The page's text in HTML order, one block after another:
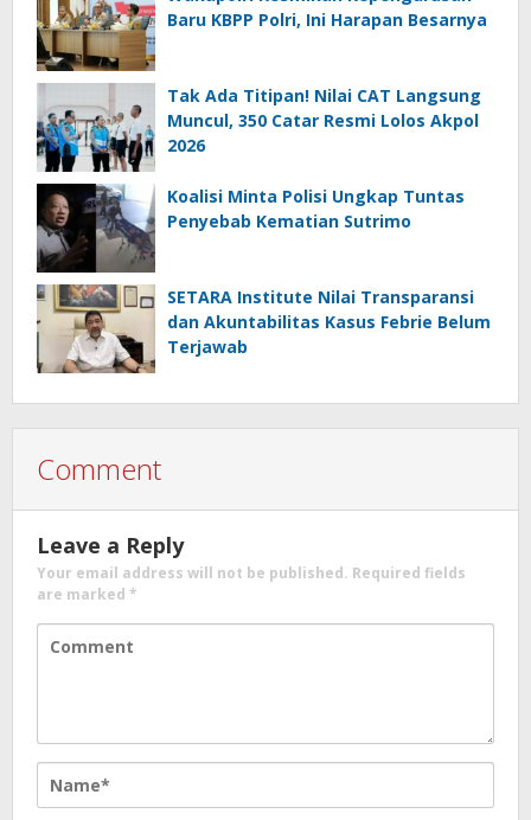
Baru KBPP Polri, Ini Harapan Besarnya
Tak Ada Titipan! Nilai CAT Langsung
Muncul, 350 Catar Resmi Lolos Akpol
2026
Koalisi Minta Polisi Ungkap Tuntas
Penyebab Kematian Sutrimo
SETARA Institute Nilai Transparansi
dan Akuntabilitas Kasus Febrie Belum
Terjawab
Comment
Leave a Reply
Your email address will not be published. Required fields
are marked *